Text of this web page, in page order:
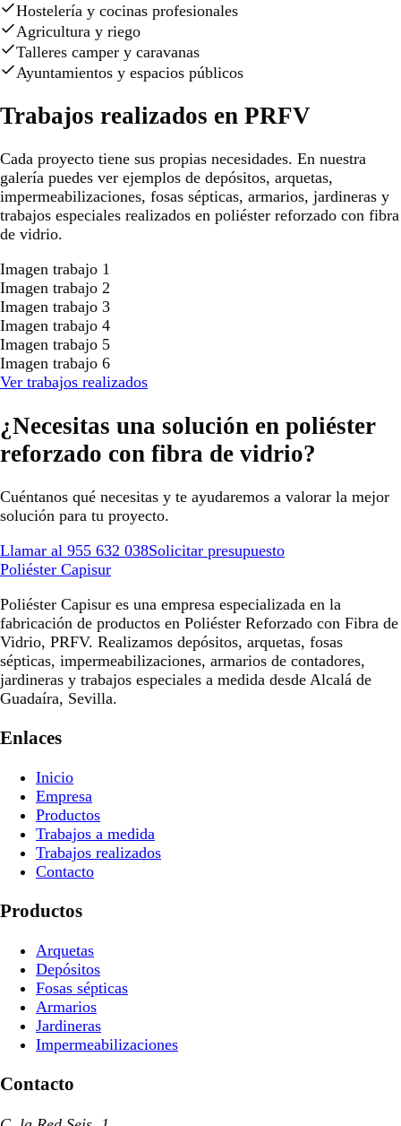
Hostelería y cocinas profesionales
Agricultura y riego
Talleres camper y caravanas
Ayuntamientos y espacios públicos
Trabajos realizados en PRFV
Cada proyecto tiene sus propias necesidades. En nuestra
galería puedes ver ejemplos de depósitos, arquetas,
impermeabilizaciones, fosas sépticas, armarios, jardineras y
trabajos especiales realizados en poliéster reforzado con fibra
de vidrio.
Imagen trabajo 1
Imagen trabajo 2
Imagen trabajo 3
Imagen trabajo 4
Imagen trabajo 5
Imagen trabajo 6
Ver trabajos realizados
¿Necesitas una solución en poliéster
reforzado con fibra de vidrio?
Cuéntanos qué necesitas y te ayudaremos a valorar la mejor
solución para tu proyecto.
Llamar al 955 632 038Solicitar presupuesto
Poliéster Capisur
Poliéster Capisur es una empresa especializada en la
fabricación de productos en Poliéster Reforzado con Fibra de
Vidrio, PRFV. Realizamos depósitos, arquetas, fosas
sépticas, impermeabilizaciones, armarios de contadores,
jardineras y trabajos especiales a medida desde Alcalá de
Guadaíra, Sevilla.
Enlaces
Inicio
Empresa
Productos
Trabajos a medida
Trabajos realizados
Contacto
Productos
Arquetas
Depósitos
Fosas sépticas
Armarios
Jardineras
Impermeabilizaciones
Contacto